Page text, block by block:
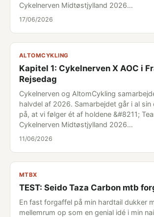
Cykelnerven Midtøstjylland 2026…
17/06/2026
ALTOMCYKLING
Kapitel 1: Cykelnerven X AOC i
Rejsedag
Cykelnerven og AltomCykling
halvdel af 2026. Samarbejdet går i al sin
på, at vi følger ét af holdene &#8211;
Cykelnerven Midtøstjylland 2026…
11/06/2026
MTBX
TEST: Seido Taza Carbon mtb
En fast forgaffel på min hardtail dukker
mellemrum op som en genial idé i min